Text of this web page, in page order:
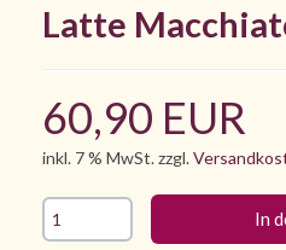
Latte
60,90 EUR
inkl. 7 % MwSt. zzgl.